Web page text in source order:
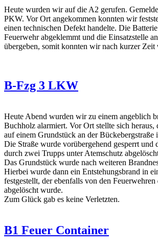
Heute wurden wir auf die A2 gerufen.
PKW. Vor Ort angekommen konnten wir
einen technischen Defekt handelte. Die
Feuerwehr abgeklemmt und die Einsatzstelle
übergeben, somit konnten wir nach kurzer Zeit
B-Fzg 3 LKW
Heute Abend wurden wir zu einem angeblich
Buchholz alarmiert. Vor Ort stellte sich heraus,
auf einem Grundstück an der Bückebergstraße
Die Straße wurde vorübergehend gesperrt und
durch zwei Trupps unter Atemschutz
Das Grundstück wurde nach weiteren
Hierbei wurde dann ein Entstehungsbrand in
festgestellt, der ebenfalls von den Feuerwehren
abgelöscht wurde.
Zum Glück gab es keine Verletzten.
B1 Feuer Container